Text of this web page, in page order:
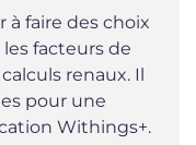
à faire des choix
facteurs de
renaux. Il
pour une
Withings+.